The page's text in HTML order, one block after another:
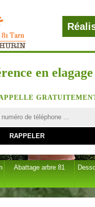
en elagage
Abattage arbre 81